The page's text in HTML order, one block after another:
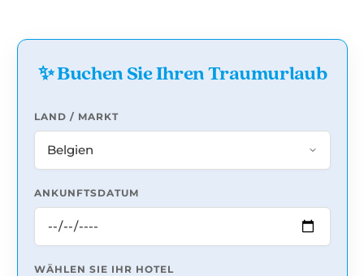
✨ Buchen Sie Ihren Traumurlaub
LAND / MARKT
ANKUNFTSDATUM
WÄHLEN SIE IHR HOTEL